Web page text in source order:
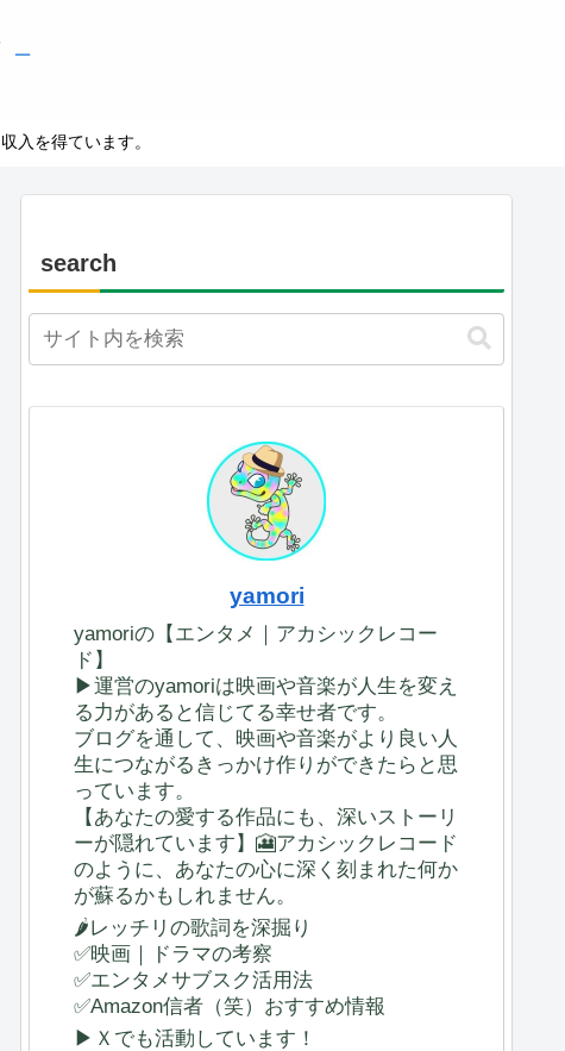
入を得ています。
search
yamori
yamoriの【エンタメ｜アカシックレコー
ド】
▶運営のyamoriは映画や音楽が人生を変え
る力があると信じてる幸せ者です。
ブログを通して、映画や音楽がより良い人
生につながるきっかけ作りができたらと思
っています。
【あなたの愛する作品にも、深いストーリ
ーが隠れています】🎦アカシックレコード
のように、あなたの心に深く刻まれた何か
が蘇るかもしれません。
🌶レッチリの歌詞を深掘り
✅映画｜ドラマの考察
✅エンタメサブスク活用法
✅Amazon信者（笑）おすすめ情報
▶Ｘでも活動しています！